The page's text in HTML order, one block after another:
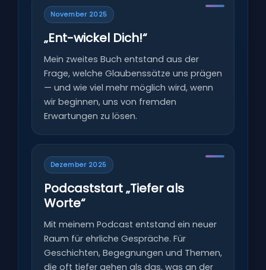
November 2025
„Ent-wickel Dich!“
Mein zweites Buch entstand aus der
Frage, welche Glaubenssätze uns prägen
— und wie viel mehr möglich wird, wenn
wir beginnen, uns von fremden
Erwartungen zu lösen.
Dezember 2025
Podcaststart „Tiefer als
Worte“
Mit meinem Podcast entstand ein neuer
Raum für ehrliche Gespräche. Für
Geschichten, Begegnungen und Themen,
die oft tiefer gehen als das, was an der